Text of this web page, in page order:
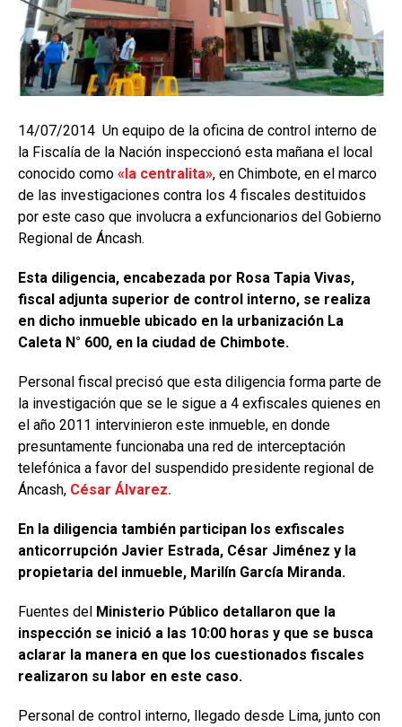
14/07/2014 Un equipo de la oficina de control interno de
la Fiscalía de la Nación inspeccionó esta mañana el local
conocido como «la centralita», en Chimbote, en el marco
de las investigaciones contra los 4 fiscales destituidos
por este caso que involucra a exfuncionarios del Gobierno
Regional de Áncash.
Esta diligencia, encabezada por Rosa Tapia Vivas,
fiscal adjunta superior de control interno, se realiza
en dicho inmueble ubicado en la urbanización La
Caleta N° 600, en la ciudad de Chimbote.
Personal fiscal precisó que esta diligencia forma parte de
la investigación que se le sigue a 4 exfiscales quienes en
el año 2011 intervinieron este inmueble, en donde
presuntamente funcionaba una red de interceptación
telefónica a favor del suspendido presidente regional de
Áncash, César Álvarez.
En la diligencia también participan los exfiscales
anticorrupción Javier Estrada, César Jiménez y la
propietaria del inmueble, Marilín García Miranda.
Fuentes del Ministerio Público detallaron que la
inspección se inició a las 10:00 horas y que se busca
aclarar la manera en que los cuestionados fiscales
realizaron su labor en este caso.
Personal de control interno, llegado desde Lima, junto con